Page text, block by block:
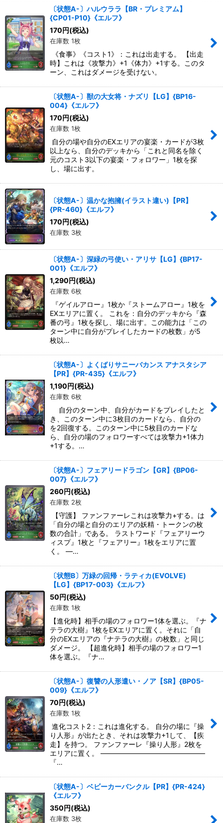
〔状態A-〕ハルウララ【BR・プレミアム】
{CP01-P10}《エルフ》
170円(税込)
在庫数 1枚
《食事》《コスト1》：これは出走する。 【出走
時】これは《攻撃力》+1《体力》+1する。このタ
ーン、これはダメージを受けない。
〔状態A-〕獣の大女将・ナズリ【LG】{BP16-
004}《エルフ》
170円(税込)
在庫数 1枚
自分の場や自分のEXエリアの宴楽・カードが3枚
以上なら、自分のデッキから「これと同名を除く
元のコスト3以下の宴楽・フォロワー」1枚を探
し、場に出す。
〔状態A-〕温かな抱擁(イラスト違い)【PR】
{PR-460}《エルフ》
170円(税込)
在庫数 3枚
〔状態A-〕深緑の弓使い・アリサ【LG】{BP17-
001}《エルフ》
1,290円(税込)
在庫数 6枚
『ゲイルアロー』1枚か『ストームアロー』1枚を
EXエリアに置く。 これを：自分のデッキから『森
番の弓』1枚を探し、場に出す。この能力は「この
ターン中に自分がプレイしたカードの枚数」が5
枚以…
〔状態A-〕よくばりサニーバカンス アナスタシア
【PR】{PR-435}《エルフ》
1,190円(税込)
在庫数 6枚
自分のターン中、自分がカードをプレイしたと
き、このターン中に3枚目のカードなら、自分の
を2回復する。このターン中に5枚目のカードな
ら、自分の場のフォロワーすべては攻撃力+1体力
+1する。…
〔状態A-〕フェアリードラゴン【GR】{BP06-
007}《エルフ》
260円(税込)
在庫数 2枚
【守護】 ファンファーレこれは攻撃力+する。は
「自分の場と自分のエリアの妖精・トークンの枚
数の合計」である。 ラストワード『フェアリーウ
ィスプ』1枚と『フェアリー』1枚をエリアに置
く。 ―…
〔状態B〕万緑の回帰・ラティカ(EVOLVE)
【LG】{BP17-003}《エルフ》
50円(税込)
在庫数 1枚
【進化時】相手の場のフォロワー1体を選ぶ。『ナ
テラの大樹』1枚をEXエリアに置く。それに「自
分のEXエリアの『ナテラの大樹』の枚数」と同じ
ダメージ。 【超進化時】相手の場のフォロワー1
体を選ぶ。『ナ…
〔状態A-〕復讐の人形遣い・ノア【SR】{BP05-
009}《エルフ》
70円(税込)
在庫数 1枚
進化コスト2：これは進化する。 自分の場に『操
り人形』が出たとき、それは攻撃力+1して、【疾
走】を持つ。 ファンファーレ『操り人形』2枚を
エリアに置く。 ―――――――――――――――
『…
〔状態A-〕ベビーカーバンクル【PR】{PR-424}
《エルフ》
350円(税込)
在庫数 3枚